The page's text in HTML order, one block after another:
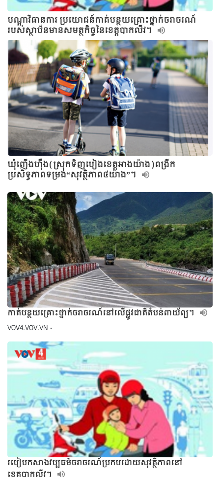
បណ្ដាវិធានការ ប្រយោជន៍កាត់បន្ថយគ្រោះថ្នាក់ចរាចរណ៍
របស់ស្ថាប័នមានសមត្ថកិច្ចនៃខេត្តបាកលីវ។
ឃុំញើងហ៊ឹង(ស្រុកទិញបៀងខេត្តអាងយ៉ាង)ពង្រីក
ប្រសិទ្ធភាពទម្រង់“សុវត្ថិភាព៤យ៉ាង”។
កាត់បន្ថយគ្រោះថ្នាក់ចរាចរណ៍នៅលើផ្លូវជាតិតំបន់ពាយ័ព្យ។
VOV4.VOV.VN -
របៀបកសាងវប្បធម៌ចរាចរណ៍ប្រកបដោយសុវត្ថិភាពនៅ